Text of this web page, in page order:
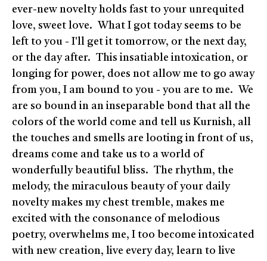
ever-new novelty holds fast to your unrequited
love, sweet love. What I got today seems to be
left to you - I'll get it tomorrow, or the next day,
or the day after. This insatiable intoxication, or
longing for power, does not allow me to go away
from you, I am bound to you - you are to me. We
are so bound in an inseparable bond that all the
colors of the world come and tell us Kurnish, all
the touches and smells are looting in front of us,
dreams come and take us to a world of
wonderfully beautiful bliss. The rhythm, the
melody, the miraculous beauty of your daily
novelty makes my chest tremble, makes me
excited with the consonance of melodious
poetry, overwhelms me, I too become intoxicated
with new creation, live every day, learn to live